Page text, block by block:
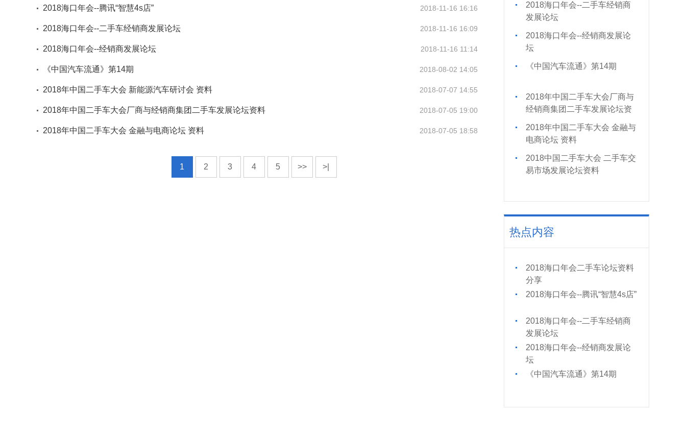
2018海口年会--腾讯“智慧4s店” 2018-11-16 16:16
2018海口年会--二手车经销商发展论坛 2018-11-16 16:09
2018海口年会--经销商发展论坛 2018-11-16 11:14
《中国汽车流通》第14期 2018-08-02 14:05
2018年中国二手车大会 新能源汽车研讨会 资料 2018-07-07 14:55
2018年中国二手车大会厂商与经销商集团二手车发展论坛资料 2018-07-05 19:00
2018年中国二手车大会 金融与电商论坛 资料 2018-07-05 18:58
1 2 3 4 5 >> >|
2018海口年会--二手车经销商
发展论坛
2018海口年会--经销商发展论
坛
《中国汽车流通》第14期
2018年中国二手车大会厂商与
经销商集团二手车发展论坛资
2018年中国二手车大会 金融与
电商论坛 资料
2018中国二手车大会 二手车交
易市场发展论坛资料
热点内容
2018海口年会二手车论坛资料
分享
2018海口年会--腾讯“智慧4s店”
2018海口年会--二手车经销商
发展论坛
2018海口年会--经销商发展论
坛
《中国汽车流通》第14期